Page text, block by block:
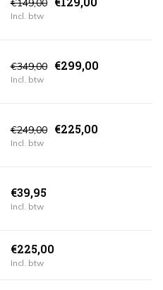
€149,00
Incl. btw
€349,00 €299,00
Incl. btw
€249,00 €225,00
Incl. btw
€39,95
Incl. btw
€225,00
Incl. btw